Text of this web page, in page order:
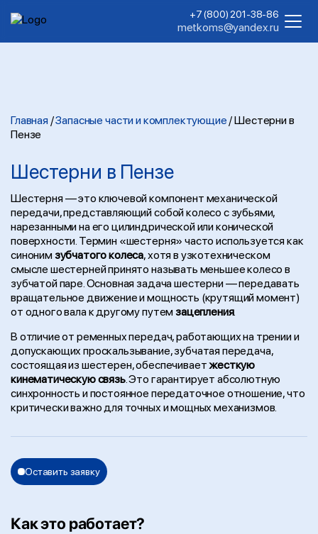
+7 (800) 201-38-86
metkoms@yandex.ru
Главная /Запасные части и комплектующие /Шестерни в
Пензе
Шестерни в Пензе
Шестерня — это ключевой компонент механической
передачи, представляющий собой колесо с зубьями,
нарезанными на его цилиндрической или конической
поверхности. Термин «шестерня» часто используется как
синонимзубчатого колеса, хотя в узкотехническом
смысле шестерней принято называть меньшее колесо в
зубчатой паре. Основная задача шестерни — передавать
вращательное движение и мощность (крутящий момент)
от одного вала к другому путемзацепления.
В отличие от ременных передач, работающих на трении и
допускающих проскальзывание, зубчатая передача,
состоящая из шестерен, обеспечиваетжесткую
кинематическую связь. Это гарантирует абсолютную
синхронность и постоянное передаточное отношение, что
критически важно для точных и мощных механизмов.
Оставить заявку
Как это работает?